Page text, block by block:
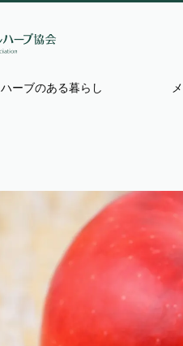
ハーブのある暮らし